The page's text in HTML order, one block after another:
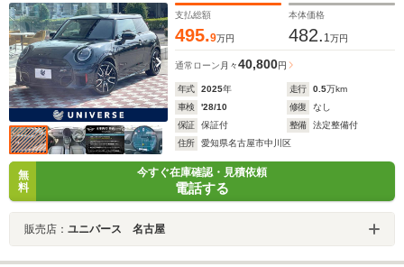
セス ETC 禁煙
支払総額
495.9万円
本体価格
482. 1万円
通常ローン 月々40,800円
年式 2025年 走行 0.5万km
車検
'28/10 修復
なし
保証
保証付 整備
法定整備付
住所
愛知県名古屋市中川区
無
料
今すぐ在庫確認・見積依頼
電話する
販売店： ユニバース 名古屋